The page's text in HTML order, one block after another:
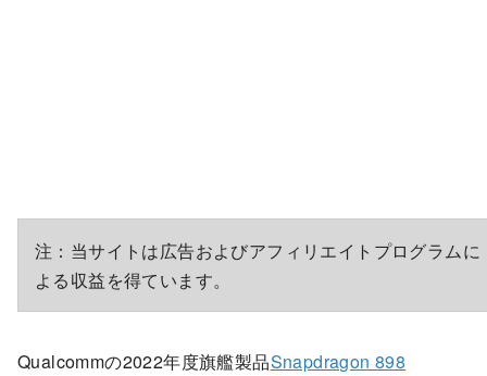
注：当サイトは広告およびアフィリエイトプログラムに
よる収益を得ています。
Qualcommの2022年度旗艦製品Snapdragon 898